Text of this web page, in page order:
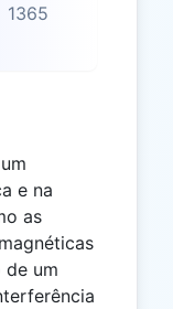
1365
e na
as
de um